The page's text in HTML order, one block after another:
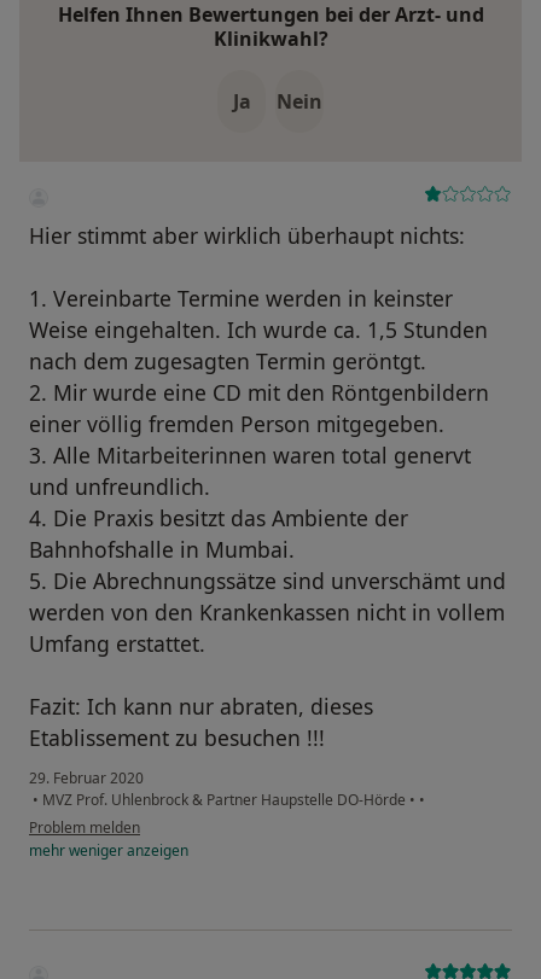
Helfen Ihnen Bewertungen bei der Arzt- und
Klinikwahl?
Ja Nein
Hier stimmt aber wirklich überhaupt nichts:
1. Vereinbarte Termine werden in keinster
Weise eingehalten. Ich wurde ca. 1,5 Stunden
nach dem zugesagten Termin geröntgt.
2. Mir wurde eine CD mit den Röntgenbildern
einer völlig fremden Person mitgegeben.
3. Alle Mitarbeiterinnen waren total genervt
und unfreundlich.
4. Die Praxis besitzt das Ambiente der
Bahnhofshalle in Mumbai.
5. Die Abrechnungssätze sind unverschämt und
werden von den Krankenkassen nicht in vollem
Umfang erstattet.
Fazit: Ich kann nur abraten, dieses
Etablissement zu besuchen !!!
29. Februar 2020
• MVZ Prof. Uhlenbrock & Partner Haupstelle DO-Hörde • •
Problem melden
mehrwenigeranzeigen